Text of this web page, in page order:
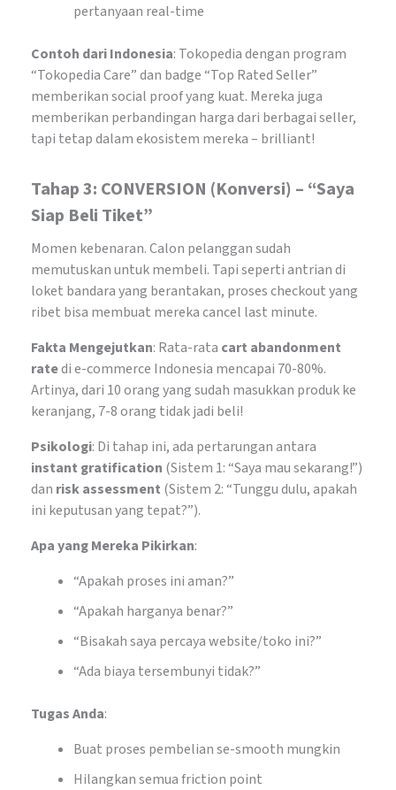
pertanyaan real-time
Contoh dari Indonesia: Tokopedia dengan program
“Tokopedia Care” dan badge “Top Rated Seller”
memberikan social proof yang kuat. Mereka juga
memberikan perbandingan harga dari berbagai seller,
tapi tetap dalam ekosistem mereka – brilliant!
Tahap 3: CONVERSION (Konversi) – “Saya
Siap Beli Tiket”
Momen kebenaran. Calon pelanggan sudah
memutuskan untuk membeli. Tapi seperti antrian di
loket bandara yang berantakan, proses checkout yang
ribet bisa membuat mereka cancel last minute.
Fakta Mengejutkan: Rata-rata cart abandonment
ratedi e-commerce Indonesia mencapai 70-80%.
Artinya, dari 10 orang yang sudah masukkan produk ke
keranjang, 7-8 orang tidak jadi beli!
Psikologi: Di tahap ini, ada pertarungan antara
instant gratification (Sistem 1: “Saya mau sekarang!”)
dan risk assessment (Sistem 2: “Tunggu dulu, apakah
ini keputusan yang tepat?”).
Apa yang Mereka Pikirkan:
“Apakah proses ini aman?”
“Apakah harganya benar?”
“Bisakah saya percaya website/toko ini?”
“Ada biaya tersembunyi tidak?”
Tugas Anda:
Buat proses pembelian se-smooth mungkin
Hilangkan semua friction point